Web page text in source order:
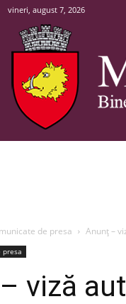
vineri, august 7, 2026
de presa Anunț –
presa
viză